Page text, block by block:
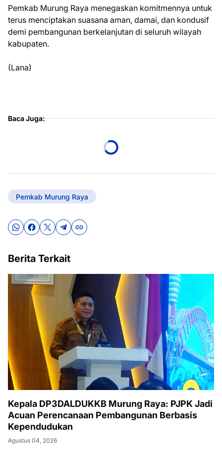
Pemkab Murung Raya menegaskan komitmennya untuk
terus menciptakan suasana aman, damai, dan kondusif
demi pembangunan berkelanjutan di seluruh wilayah
kabupaten.
(Lana)
Baca Juga:
Pemkab Murung Raya
Berita Terkait
Kepala DP3DALDUKKB Murung Raya: PJPK Jadi
Acuan Perencanaan Pembangunan Berbasis
Kependudukan
Agustus 04, 2026